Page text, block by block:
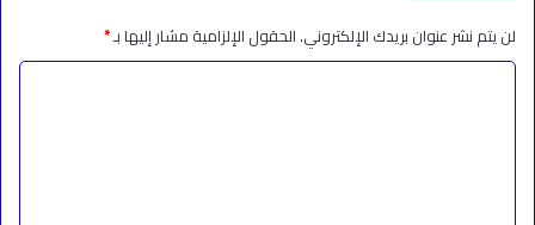
لن يتم نشر عنوان بريدك الإلكتروني.الحقول الإلزامية مشار إليها بـ*